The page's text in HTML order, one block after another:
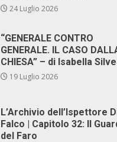
24 Luglio 2026
“GENERALE CONTRO
GENERALE. IL CASO
CHIESA” – di Isabella
19 Luglio 2026
L’Archivio dell’Ispettore
Falco | Capitolo 32: Il
del Faro